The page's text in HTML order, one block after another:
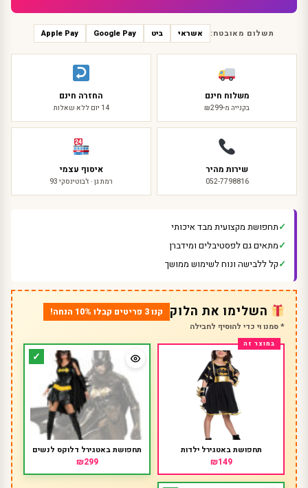
תשלום מאובטח: אשראי ביט Google Pay
Apple Pay
משלוח חינם
בקנייה מ-₪299
החזרה חינם
14 יום ללא שאלות
שירות מהיר
052-7798816
איסוף עצמי
רמת גן · ז'בוטינסקי 93
תחפושת מקצועית מבד איכותי
מתאים גם לפסטיבלים ומידברן
קל ללבישה ונוח לשימוש ממושך
השלימו את הלוק קנו 3 פריטים קבלו 10% הנחה!
* סמנו וי כדי להוסיף לחבילה
תחפושת באטגירל ילדות
₪149
תחפושת באטגירל דלוקס לנשים
₪299